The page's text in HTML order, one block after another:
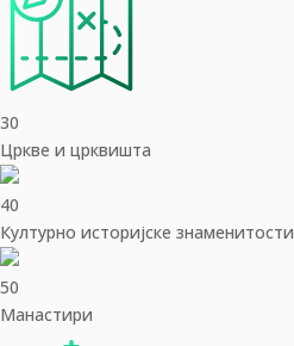
30
Цркве и црквишта
40
Културно историјске знаменитости
50
Манастири